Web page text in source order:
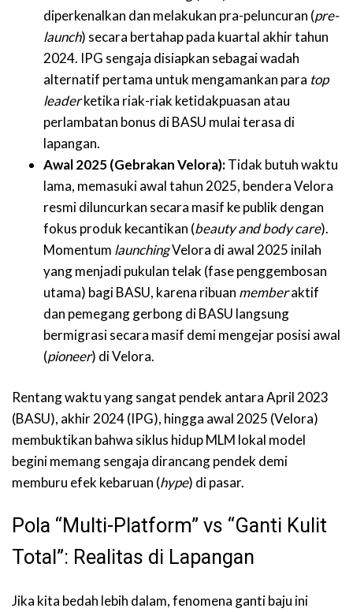
diperkenalkan dan melakukan pra-peluncuran (pre-
launch) secara bertahap pada kuartal akhir tahun
2024. IPG sengaja disiapkan sebagai wadah
alternatif pertama untuk mengamankan para top
leaderketika riak-riak ketidakpuasan atau
perlambatan bonus di BASU mulai terasa di
lapangan.
Awal 2025 (Gebrakan Velora):Tidak butuh waktu
lama, memasuki awal tahun 2025, bendera Velora
resmi diluncurkan secara masif ke publik dengan
fokus produk kecantikan (beauty and body care).
Momentum launchingVelora di awal 2025 inilah
yang menjadi pukulan telak (fase penggembosan
utama) bagi BASU, karena ribuan memberaktif
dan pemegang gerbong di BASU langsung
bermigrasi secara masif demi mengejar posisi awal
(pioneer) di Velora.
Rentang waktu yang sangat pendek antara April 2023
(BASU), akhir 2024 (IPG), hingga awal 2025 (Velora)
membuktikan bahwa siklus hidup MLM lokal model
begini memang sengaja dirancang pendek demi
memburu efek kebaruan (hype) di pasar.
Pola “Multi-Platform” vs “Ganti Kulit
Total”: Realitas di Lapangan
Jika kita bedah lebih dalam, fenomena ganti baju ini